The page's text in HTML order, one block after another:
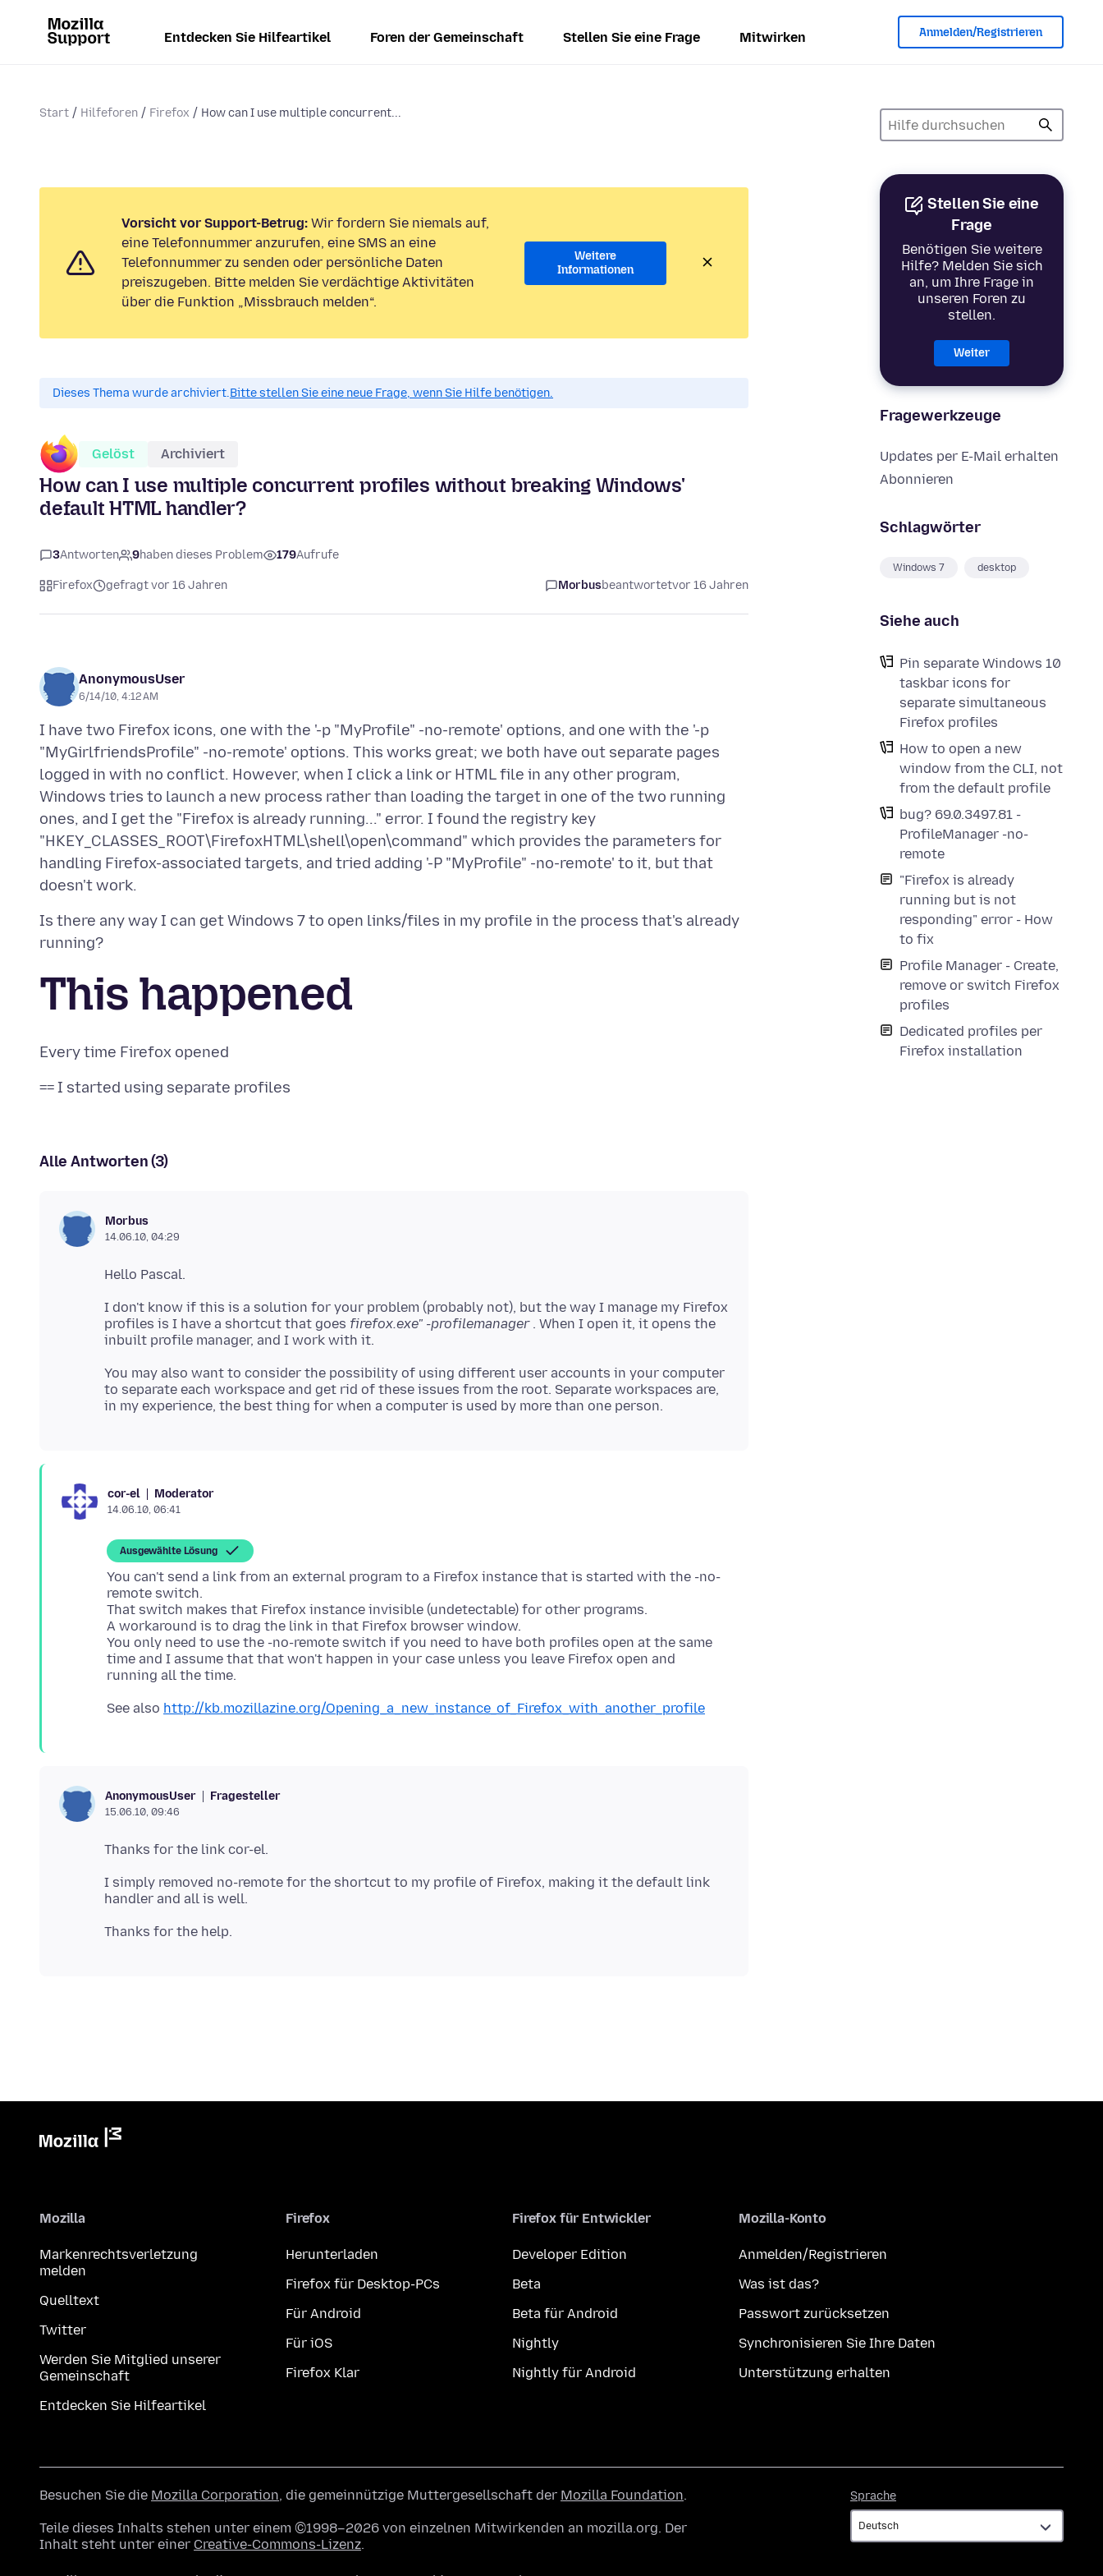
Entdecken Sie Hilfeartikel Foren der Gemeinschaft Stellen Sie eine Frage Mitwirken Anmelden/Registrieren
Start Hilfeforen Firefox How can I use multiple concurrent...
Stellen Sie eine
Frage
Benötigen Sie weitere
Hilfe? Melden Sie sich
an, um Ihre Frage in
unseren Foren zu
stellen.
Weiter
Fragewerkzeuge
Updates per E-Mail erhalten
Abonnieren
Schlagwörter
Windows 7 desktop
Siehe auch
Pin separate Windows 10
taskbar icons for
separate simultaneous
Firefox profiles
How to open a new
window from the CLI, not
from the default profile
bug? 69.0.3497.81 -
ProfileManager -no-
remote
"Firefox is already
running but is not
responding" error - How
to fix
Profile Manager - Create,
remove or switch Firefox
profiles
Dedicated profiles per
Firefox installation
Vorsicht vor Support-Betrug: Wir fordern Sie niemals auf,
eine Telefonnummer anzurufen, eine SMS an eine
Telefonnummer zu senden oder persönliche Daten
preiszugeben. Bitte melden Sie verdächtige Aktivitäten
über die Funktion „Missbrauch melden“.
Weitere
Informationen
Dieses Thema wurde archiviert.Bitte stellen Sie eine neue Frage, wenn Sie Hilfe benötigen.
Gelöst Archiviert
How can I use multiple concurrent profiles without breaking Windows'
default HTML handler?
3Antworten 9haben dieses Problem 179Aufrufe
Firefox gefragt vor 16 Jahren Morbusbeantwortetvor 16 Jahren
AnonymousUser
6/14/10, 4:12 AM
I have two Firefox icons, one with the '-p "MyProfile" -no-remote' options, and one with the '-p
"MyGirlfriendsProfile" -no-remote' options. This works great; we both have out separate pages
logged in with no conflict. However, when I click a link or HTML file in any other program,
Windows tries to launch a new process rather than loading the target in one of the two running
ones, and I get the "Firefox is already running..." error. I found the registry key
"HKEY_CLASSES_ROOT\FirefoxHTML\shell\open\command" which provides the parameters for
handling Firefox-associated targets, and tried adding '-P "MyProfile" -no-remote' to it, but that
Is there any way I can get Windows 7 to open links/files in my profile in the process that's already
This happened
Alle Antworten (3)
Morbus
14.06.10, 04:29
I don't know if this is a solution for your problem (probably not), but the way I manage my Firefox
profiles is I have a shortcut that goes firefox.exe" -profilemanager. When I open it, it opens the
You may also want to consider the possibility of using different user accounts in your computer
to separate each workspace and get rid of these issues from the root. Separate workspaces are,
cor-el Moderator
14.06.10, 06:41
Ausgewählte Lösung
You can't send a link from an external program to a Firefox instance that is started with the -no-
remote switch.
That switch makes that Firefox instance invisible (undetectable) for other programs.
A workaround is to drag the link in that Firefox browser window.
You only need to use the -no-remote switch if you need to have both profiles open at the same
time and I assume that that won't happen in your case unless you leave Firefox open and
See also http://kb.mozillazine.org/Opening_a_new_instance_of_Firefox_with_another_profile
AnonymousUser Fragesteller
15.06.10, 09:46
I simply removed no-remote for the shortcut to my profile of Firefox, making it the default link
Mozilla
Markenrechtsverletzung
melden
Quelltext
Twitter
Werden Sie Mitglied unserer
Gemeinschaft
Entdecken Sie Hilfeartikel
Firefox
Herunterladen
Firefox für Desktop-PCs
Für Android
Für iOS
Firefox Klar
Firefox für Entwickler
Developer Edition
Beta
Beta für Android
Nightly
Nightly für Android
Mozilla-Konto
Anmelden/Registrieren
Was ist das?
Passwort zurücksetzen
Synchronisieren Sie Ihre Daten
Unterstützung erhalten
Sprache
Besuchen Sie die Mozilla Corporation, die gemeinnützige Muttergesellschaft der Mozilla Foundation.
Teile dieses Inhalts stehen unter einem ©1998–2026 von einzelnen Mitwirkenden an mozilla.org. Der
Inhalt steht unter einer Creative-Commons-Lizenz.